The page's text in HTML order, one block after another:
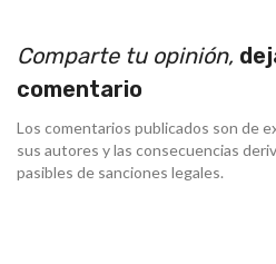
Comparte tu opinión,
comentario
Los comentarios publicados son de
sus autores y las consecuencias
pasibles de sanciones legales.